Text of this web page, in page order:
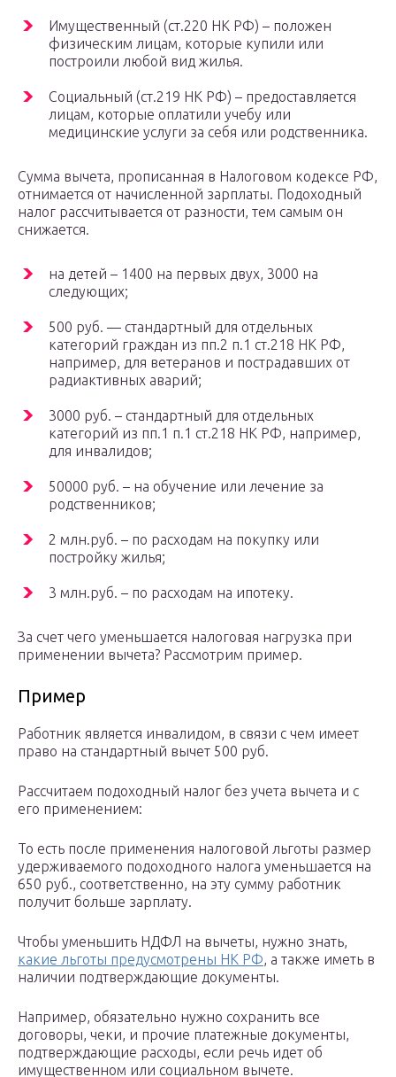
Имущественный (ст.220 НК РФ) – положен
физическим лицам, которые купили или
построили любой вид жилья.
Социальный (ст.219 НК РФ) – предоставляется
лицам, которые оплатили учебу или
медицинские услуги за себя или родственника.
Сумма вычета, прописанная в Налоговом кодексе РФ,
отнимается от начисленной зарплаты. Подоходный
налог рассчитывается от разности, тем самым он
снижается.
на детей – 1400 на первых двух, 3000 на
следующих;
500 руб. — стандартный для отдельных
категорий граждан из пп.2 п.1 ст.218 НК РФ,
например, для ветеранов и пострадавших от
радиактивных аварий;
3000 руб. – стандартный для отдельных
категорий из пп.1 п.1 ст.218 НК РФ, например,
для инвалидов;
50000 руб. – на обучение или лечение за
родственников;
2 млн.руб. – по расходам на покупку или
постройку жилья;
3 млн.руб. – по расходам на ипотеку.
За счет чего уменьшается налоговая нагрузка при
применении вычета? Рассмотрим пример.
Пример
Работник является инвалидом, в связи с чем имеет
право на стандартный вычет 500 руб.
Рассчитаем подоходный налог без учета вычета и с
его применением:
То есть после применения налоговой льготы размер
удерживаемого подоходного налога уменьшается на
650 руб., соответственно, на эту сумму работник
получит больше зарплату.
Чтобы уменьшить НДФЛ на вычеты, нужно знать,
какие льготы предусмотрены НК РФ, а также иметь в
наличии подтверждающие документы.
Например, обязательно нужно сохранить все
договоры, чеки, и прочие платежные документы,
подтверждающие расходы, если речь идет об
имущественном или социальном вычете.